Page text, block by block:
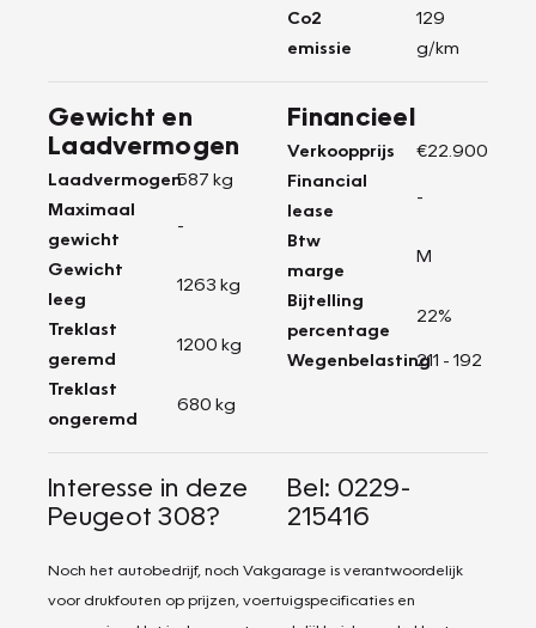
Co2
emissie
129
g/km
Gewicht en
Laadvermogen
Laadvermogen587 kg
Maximaal
gewicht
-
Gewicht
leeg
1263 kg
Treklast
geremd
1200 kg
Treklast
ongeremd
680 kg
Financieel
Verkoopprijs
€22.900
Financial
lease
-
Btw
marge
M
Bijtelling
percentage
22%
Wegenbelasting211 - 192
Interesse in deze
Peugeot 308?
Bel: 0229-
215416
Noch het autobedrijf, noch Vakgarage is verantwoordelijk
voor drukfouten op prijzen, voertuigspecificaties en